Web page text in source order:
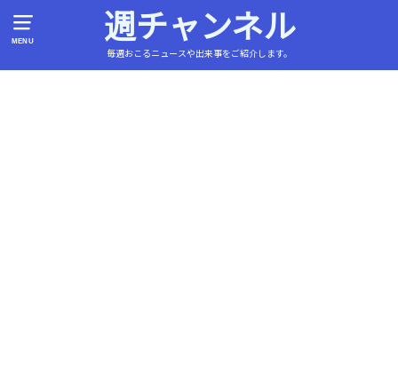
MENU 週チャンネル
毎週おこるニュースや出来事をご紹介します。